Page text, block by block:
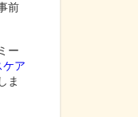
前
ー
ケア
ま